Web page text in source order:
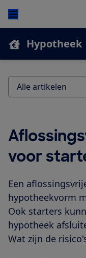
Hypotheek
voor
Een
hypotheekvorm
Ook starters
hypotheek
Wat zijn de
Alle artikelen